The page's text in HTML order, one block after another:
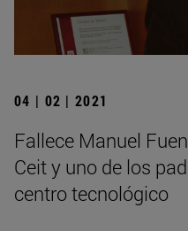
04 | 02 | 2021
Fallece Manuel
Ceit y uno de los
centro tecnológico